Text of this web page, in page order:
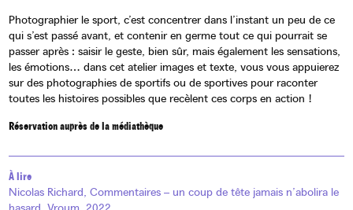
Photographier le sport, c’est concentrer dans l’instant un peu de ce
qui s’est passé avant, et contenir en germe tout ce qui pourrait se
passer après : saisir le geste, bien sûr, mais également les sensations,
les émotions… dans cet atelier images et texte, vous vous appuierez
sur des photographies de sportifs ou de sportives pour raconter
toutes les histoires possibles que recèlent ces corps en action !
Réservation auprès de la médiathèque
À lire
Nicolas Richard, Commentaires – un coup de tête jamais n’abolira le
hasard, Vroum, 2022